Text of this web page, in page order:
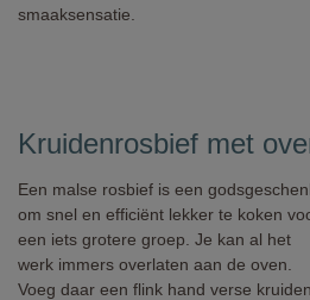
smaaksensatie.
Kruidenrosbief met
Een malse rosbief is een
om snel en efficiënt lekker te koken
een iets grotere groep. Je kan al het
werk immers overlaten aan de oven.
Voeg daar een flink hand verse kruiden